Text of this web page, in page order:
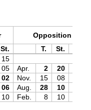
Opposition
St. T. St.
15
05 Apr. 2 20
02 Nov. 15 08
06 Aug. 28 10
10 Feb. 8 10